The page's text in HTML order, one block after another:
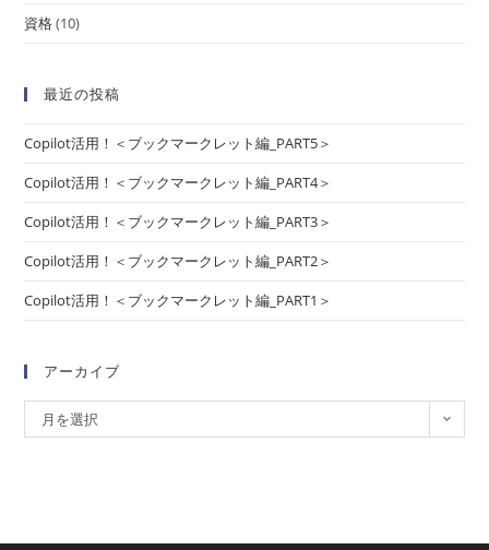
資格(10)
最近の投稿
Copilot活用！＜ブックマークレット編_PART5＞
Copilot活用！＜ブックマークレット編_PART4＞
Copilot活用！＜ブックマークレット編_PART3＞
Copilot活用！＜ブックマークレット編_PART2＞
Copilot活用！＜ブックマークレット編_PART1＞
アーカイブ
月を選択